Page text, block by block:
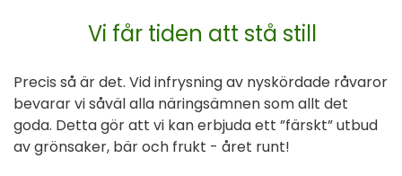
Vi får tiden att stå still
Precis så är det. Vid infrysning av nyskördade råvaror
bevarar vi såväl alla näringsämnen som allt det
goda. Detta gör att vi kan erbjuda ett ”färskt” utbud
av grönsaker, bär och frukt - året runt!